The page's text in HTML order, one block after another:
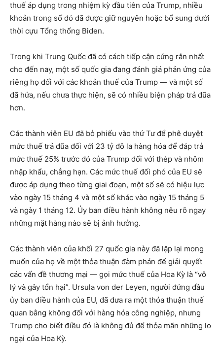
thuế áp dụng trong nhiệm kỳ đầu tiên của Trump, nhiều
khoản trong số đó đã được giữ nguyên hoặc bổ sung dưới
thời cựu Tổng thống Biden.
Trong khi Trung Quốc đã có cách tiếp cận cứng rắn nhất
cho đến nay, một số quốc gia đang đánh giá phản ứng của
riêng họ đối với các khoản thuế của Trump — và một số
đã hứa, nếu chưa thực hiện, sẽ có nhiều biện pháp trả đũa
hơn.
Các thành viên EU đã bỏ phiếu vào thứ Tư để phê duyệt
mức thuế trả đũa đối với 23 tỷ đô la hàng hóa để đáp trả
mức thuế 25% trước đó của Trump đối với thép và nhôm
nhập khẩu, chẳng hạn. Các mức thuế đối phó của EU sẽ
được áp dụng theo từng giai đoạn, một số sẽ có hiệu lực
vào ngày 15 tháng 4 và một số khác vào ngày 15 tháng 5
và ngày 1 tháng 12. Ủy ban điều hành không nêu rõ ngay
những mặt hàng nào sẽ bị ảnh hưởng.
Các thành viên của khối 27 quốc gia này đã lặp lại mong
muốn của họ về một thỏa thuận đàm phán để giải quyết
các vấn đề thương mại — gọi mức thuế của Hoa Kỳ là “vô
lý và gây tổn hại”. Ursula von der Leyen, người đứng đầu
ủy ban điều hành của EU, đã đưa ra một thỏa thuận thuế
quan bằng không đối với hàng hóa công nghiệp, nhưng
Trump cho biết điều đó là không đủ để thỏa mãn những lo
ngại của Hoa Kỳ.